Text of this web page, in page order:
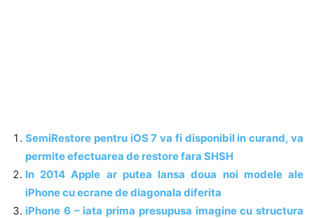
SemiRestore pentru iOS 7 va fi disponibil in curand, va
permite efectuarea de restore fara SHSH
In 2014 Apple ar putea lansa doua noi modele ale
iPhone cu ecrane de diagonala diferita
iPhone 6 – iata prima presupusa imagine cu structura